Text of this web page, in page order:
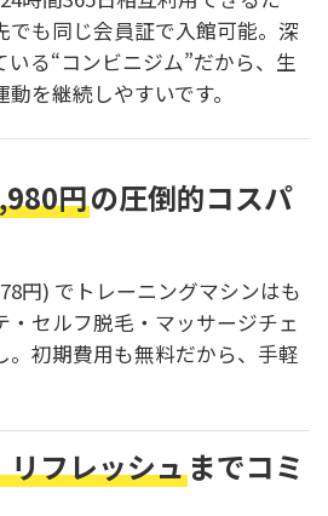
でも同じ会員証で入館可能。深
る“コンビニジム”だから、生
を継続しやすいです。
円の圧倒的コスパ
円) でトレーニングマシンはも
・セルフ脱毛・マッサージチェ
。初期費用も無料だから、手軽
リフレッシュまでコミ